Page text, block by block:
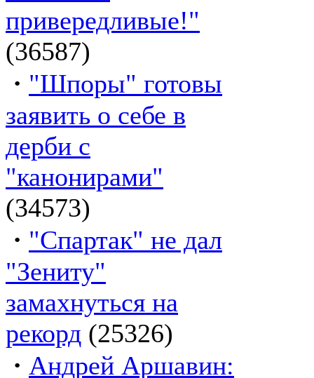
привередливые!"
(36587)
· "Шпоры" готовы
заявить о себе в
дерби с
"канонирами"
(34573)
· "Спартак" не дал
"Зениту"
замахнуться на
рекорд (25326)
· Андрей Аршавин: